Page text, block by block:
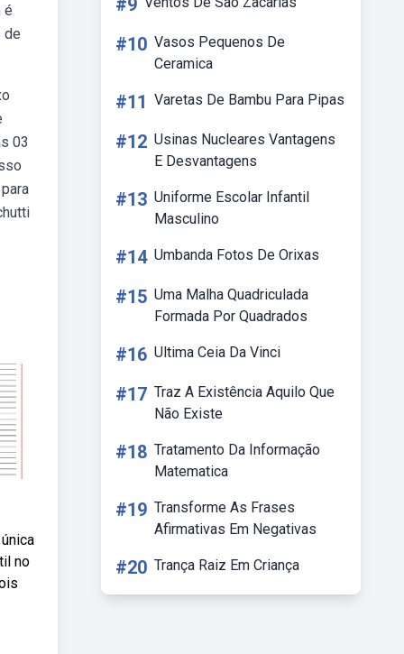
é
de
03
no
#9
#10 Vasos Pequenos De
Ceramica
#11 Varetas De Bambu Para Pipas
#12 Usinas Nucleares Vantagens
E Desvantagens
#13 Uniforme Escolar Infantil
Masculino
#14 Umbanda Fotos De Orixas
#15 Uma Malha Quadriculada
Formada Por Quadrados
#16 Ultima Ceia Da Vinci
#17 Traz A Existência Aquilo Que
Não Existe
#18 Tratamento Da Informação
Matematica
#19 Transforme As Frases
Afirmativas Em Negativas
#20 Trança Raiz Em Criança